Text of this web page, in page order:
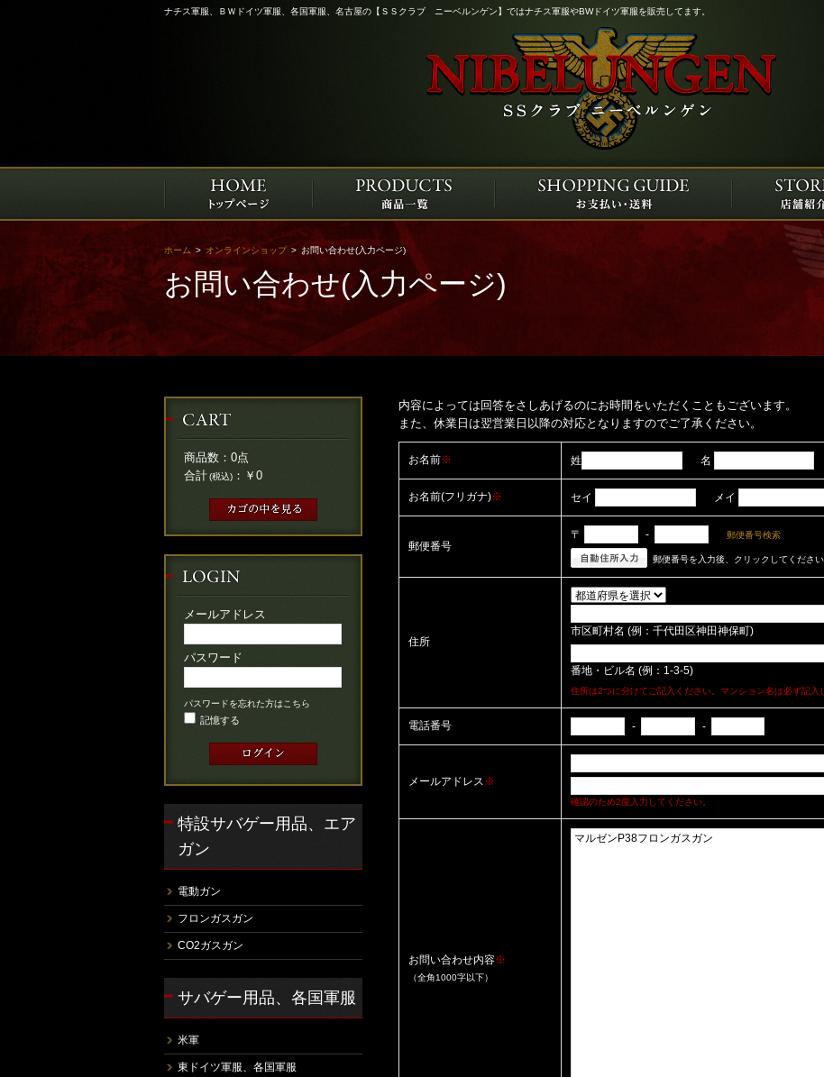
お問い合わせ(入力ページ)
ホーム > オンラインショップ > お問い合わせ(入力ページ)
ナチス軍服、ＢＷドイツ軍服、各国軍服、名古屋の【ＳＳクラブ ニーベルンゲン】ではナチス軍服やBWドイツ軍服を販売してます。
内容によっては回答をさしあげるのにお時間をいただくこともございます。
また、休業日は翌営業日以降の対応となりますのでご了承ください。
お名前※ 姓 名
お名前(フリガナ)※ セイ メイ
郵便番号
〒 - 郵便番号検索
郵便番号を入力後、クリックしてください
住所
市区町村名 (例：千代田区神田神保町)
番地・ビル名 (例：1-3-5)
住所は2つに分けてご記入ください。マンション名は必ず記入
電話番号 - -
メールアドレス※
確認のため2度入力してください。
お問い合わせ内容※
（全角1000字以下）
商品数： 0点
合計(税込) ： ￥0
メールアドレス
パスワード
パスワードを忘れた方はこちら
記憶する
特設サバゲー用品、エア
ガン
電動ガン
フロンガスガン
CO2ガスガン
サバゲー用品、各国軍服
米軍
東ドイツ軍服、各国軍服